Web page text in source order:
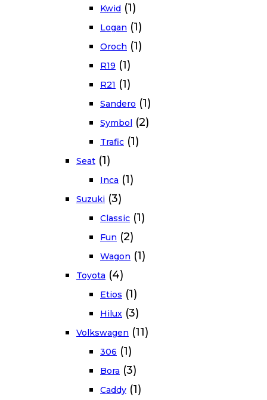
Kwid (1)
Logan (1)
Oroch (1)
R19 (1)
R21 (1)
Sandero (1)
Symbol (2)
Trafic (1)
Seat (1)
Inca (1)
Suzuki (3)
Classic (1)
Fun (2)
Wagon (1)
Toyota (4)
Etios (1)
Hilux (3)
Volkswagen (11)
306 (1)
Bora (3)
Caddy (1)